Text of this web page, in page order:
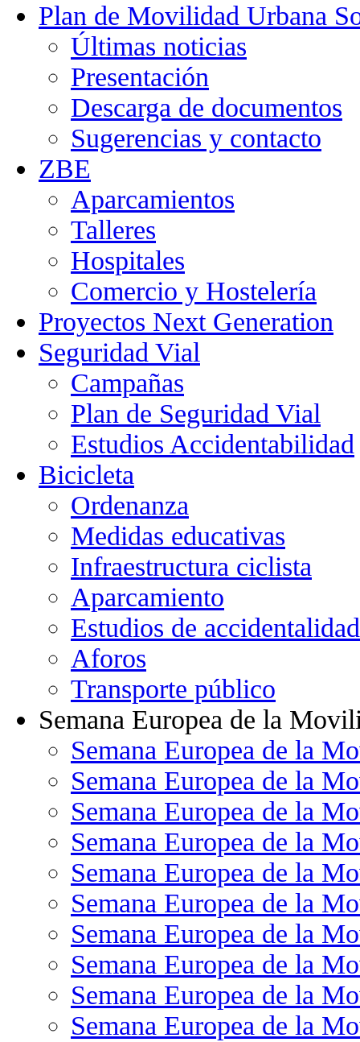
Plan de Movilidad Urbana
Últimas noticias
Presentación
Descarga de documentos
Sugerencias y contacto
ZBE
Aparcamientos
Talleres
Hospitales
Comercio y Hostelería
Proyectos Next Generation
Seguridad Vial
Campañas
Plan de Seguridad Vial
Estudios Accidentabilidad
Bicicleta
Ordenanza
Medidas educativas
Infraestructura ciclista
Aparcamiento
Estudios de accidentalidad
Aforos
Transporte público
Semana Europea de la
Semana Europea de la
Semana Europea de la
Semana Europea de la
Semana Europea de la
Semana Europea de la
Semana Europea de la
Semana Europea de la
Semana Europea de la
Semana Europea de la
Semana Europea de la